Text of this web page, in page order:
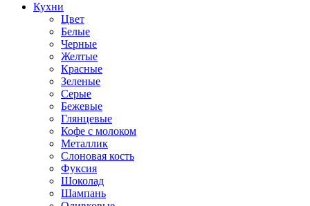
Кухни
Цвет
Белые
Черные
Желтые
Красные
Зеленые
Серые
Бежевые
Глянцевые
Кофе с молоком
Металлик
Слоновая кость
Фуксия
Шоколад
Шампань